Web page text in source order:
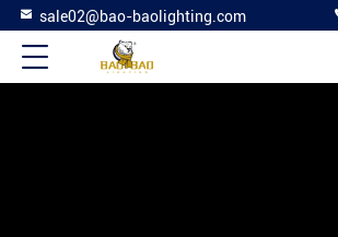
sale02@bao-baolighting.com